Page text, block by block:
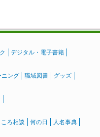
デジタル・電子書籍
ニング 職域図書 グッズ
ころ相談 何の日 人名事典